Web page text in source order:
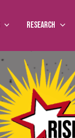
Research